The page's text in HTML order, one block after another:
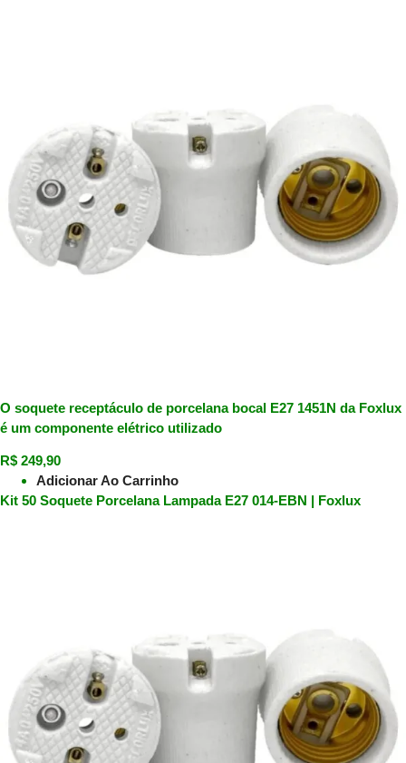
O soquete receptáculo de porcelana bocal E27 1451N da Foxlux
é um componente elétrico utilizado
R$ 249,90
Adicionar Ao Carrinho
Kit 50 Soquete Porcelana Lampada E27 014-EBN | Foxlux